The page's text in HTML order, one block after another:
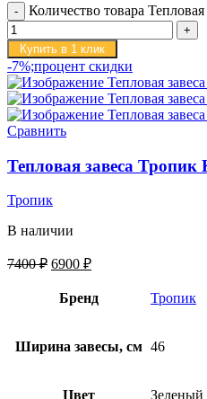
Количество товара
Купить в 1 клик
-7%;процент скидки
Сравнить
Тепловая завеса Тропик
Тропик
В наличии
7400₽ 6900 ₽
Бренд Тропик
Ширина завесы, см 46
Цвет Зеленый